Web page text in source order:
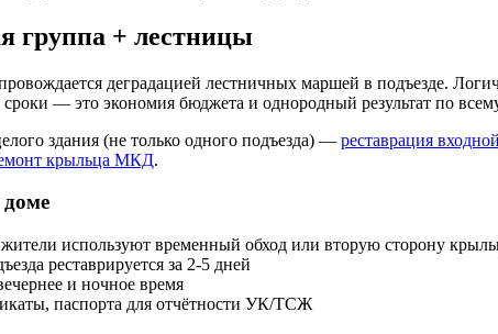
группа + лестницы
деградацией лестничных маршей в подъезде.
— это экономия бюджета и однородный результат по
здания (не только одного подъезда) — реставрация
крыльца МКД.
используют временный обход или вторую сторону
реставрируется за 2-5 дней
и ночное время
паспорта для отчётности УК/ТСЖ